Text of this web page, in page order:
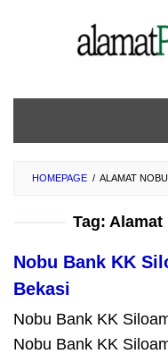
HOMEPAGE / ALAMAT
Tag: Alamat
Nobu Bank KK
Bekasi
Nobu Bank KK
Nobu Bank KK